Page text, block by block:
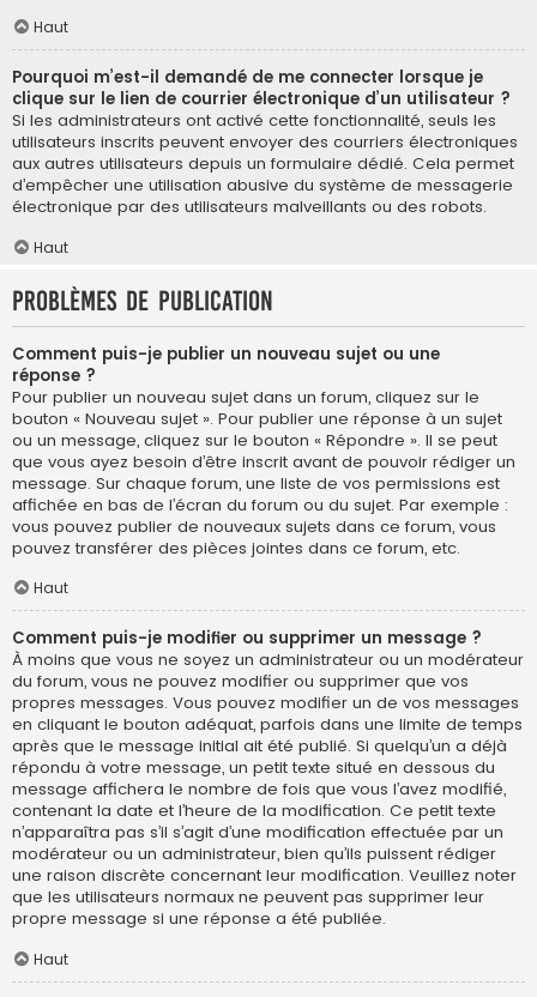
Haut
Pourquoi m’est-il demandé de me connecter lorsque je
clique sur le lien de courrier électronique d’un utilisateur ?
Si les administrateurs ont activé cette fonctionnalité, seuls les
utilisateurs inscrits peuvent envoyer des courriers électroniques
aux autres utilisateurs depuis un formulaire dédié. Cela permet
d’empêcher une utilisation abusive du système de messagerie
électronique par des utilisateurs malveillants ou des robots.
Haut
Problèmes de publication
Comment puis-je publier un nouveau sujet ou une
réponse ?
Pour publier un nouveau sujet dans un forum, cliquez sur le
bouton « Nouveau sujet ». Pour publier une réponse à un sujet
ou un message, cliquez sur le bouton « Répondre ». Il se peut
que vous ayez besoin d’être inscrit avant de pouvoir rédiger un
message. Sur chaque forum, une liste de vos permissions est
affichée en bas de l’écran du forum ou du sujet. Par exemple :
vous pouvez publier de nouveaux sujets dans ce forum, vous
pouvez transférer des pièces jointes dans ce forum, etc.
Haut
Comment puis-je modifier ou supprimer un message ?
À moins que vous ne soyez un administrateur ou un modérateur
du forum, vous ne pouvez modifier ou supprimer que vos
propres messages. Vous pouvez modifier un de vos messages
en cliquant le bouton adéquat, parfois dans une limite de temps
après que le message initial ait été publié. Si quelqu’un a déjà
répondu à votre message, un petit texte situé en dessous du
message affichera le nombre de fois que vous l’avez modifié,
contenant la date et l’heure de la modification. Ce petit texte
n’apparaîtra pas s’il s’agit d’une modification effectuée par un
modérateur ou un administrateur, bien qu’ils puissent rédiger
une raison discrète concernant leur modification. Veuillez noter
que les utilisateurs normaux ne peuvent pas supprimer leur
propre message si une réponse a été publiée.
Haut